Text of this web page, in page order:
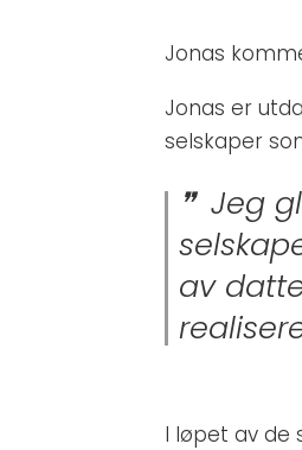
Jonas
Jonas er
selskaper
Jeg
av
I løpet av de